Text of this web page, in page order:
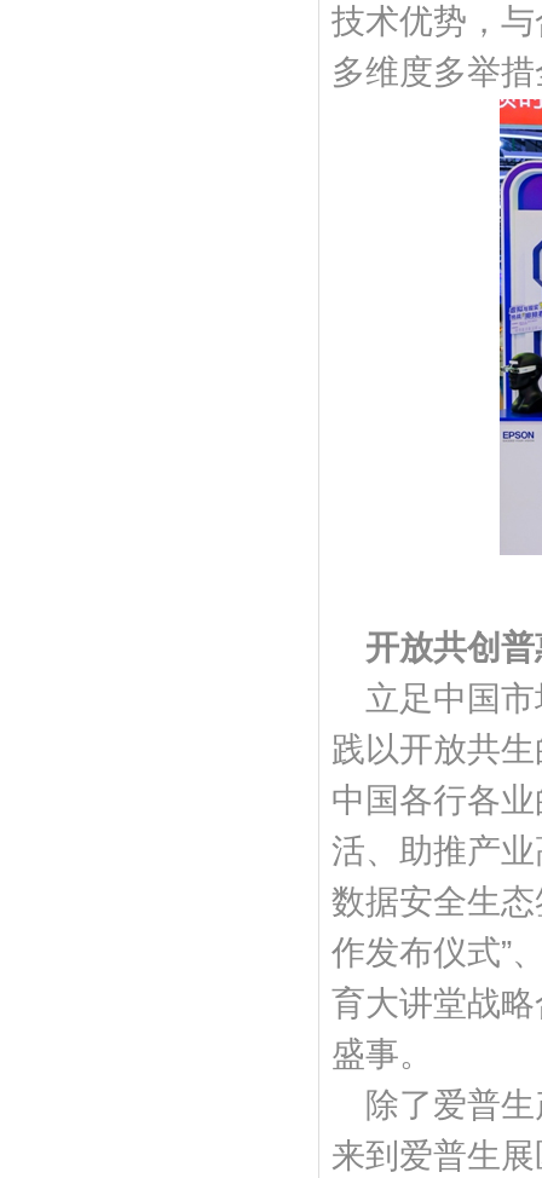
技术优势，
多维度多举
开放共创
立足中国
践以开放共
中国各行各
活、助推产
数据安全生
作发布仪式”
育大讲堂战
盛事。
除了爱普
来到爱普生展